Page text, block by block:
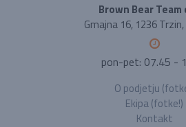
Brown Bear Team
Gmajna 16, 1236
pon-pet: 07.45 -
O podjetju
Ekipa (fotke!)
Kontakt